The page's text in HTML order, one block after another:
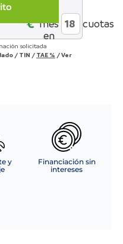
€*mes
en
cuotas
solicitada
/ TIN / TAE % /Ver
y
Financiación sin
intereses